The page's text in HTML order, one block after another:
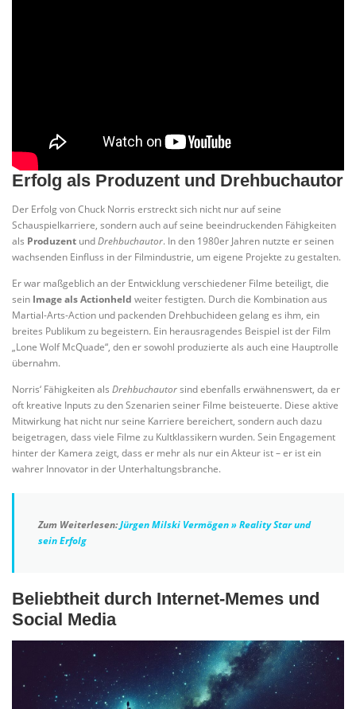
Erfolg als Produzent und Drehbuchautor
Der Erfolg von Chuck Norris erstreckt sich nicht nur auf seine
Schauspielkarriere, sondern auch auf seine beeindruckenden Fähigkeiten
als Produzent undDrehbuchautor. In den 1980er Jahren nutzte er seinen
wachsenden Einfluss in der Filmindustrie, um eigene Projekte zu gestalten.
Er war maßgeblich an der Entwicklung verschiedener Filme beteiligt, die
sein Image als Actionheld weiter festigten. Durch die Kombination aus
Martial-Arts-Action und packenden Drehbuchideen gelang es ihm, ein
breites Publikum zu begeistern. Ein herausragendes Beispiel ist der Film
„Lone Wolf McQuade“, den er sowohl produzierte als auch eine Hauptrolle
übernahm.
Norris‘ Fähigkeiten als Drehbuchautorsind ebenfalls erwähnenswert, da er
oft kreative Inputs zu den Szenarien seiner Filme beisteuerte. Diese aktive
Mitwirkung hat nicht nur seine Karriere bereichert, sondern auch dazu
beigetragen, dass viele Filme zu Kultklassikern wurden. Sein Engagement
hinter der Kamera zeigt, dass er mehr als nur ein Akteur ist – er ist ein
wahrer Innovator in der Unterhaltungsbranche.
Zum Weiterlesen:Jürgen Milski Vermögen » Reality Star und
sein Erfolg
Beliebtheit durch Internet-Memes und
Social Media